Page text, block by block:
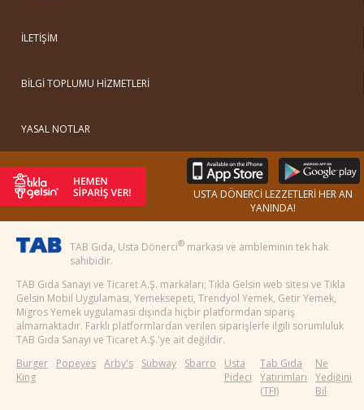
İLETİŞİM
BİLGİ TOPLUMU HİZMETLERİ
YASAL NOTLAR
USTA DÖNERCİ LEZZETLERİ HER AN
YANINDA!
TAB Gıda, Usta Dönerci® markası ve ambleminin tek hak
sahibidir.
TAB Gıda Sanayi ve Ticaret A.Ş. markaları; Tıkla Gelsin web sitesi ve Tıkla
Gelsin Mobil Uygulaması, Yemeksepeti, Trendyol Yemek, Getir Yemek,
Migros Yemek uygulaması dışında hiçbir platformdan sipariş
almamaktadır. Farklı platformlardan verilen siparişlerle ilgili sorumluluk
TAB Gıda Sanayi ve Ticaret A.Ş.'ye ait değildir.
Burger
King
Popeyes Arby's Subway Sbarro
Usta
Pideci
Tab Gıda
Yatırımları
(TFI)
Ne
Yediğini
Bil